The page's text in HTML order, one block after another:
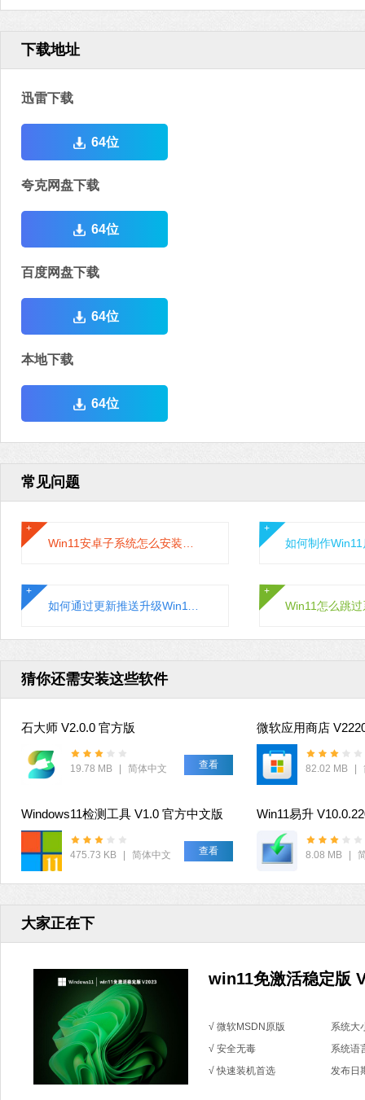
下载地址
迅雷下载
64位
夸克网盘下载
64位
百度网盘下载
64位
本地下载
64位
常见问题
猜你还需安装这些软件
石大师 V2.0.0 官方版
19.78 MB | 简体中文 查看 82.02 MB |
Windows11检测工具 V1.0 官方中文版
475.73 KB | 简体中文 查看
Win11易升
8.08 MB |
大家正在下
win11免激活稳定版
√ 微软MSDN原版
系统大
√ 安全无毒
系统语
√ 快速装机首选
发布日